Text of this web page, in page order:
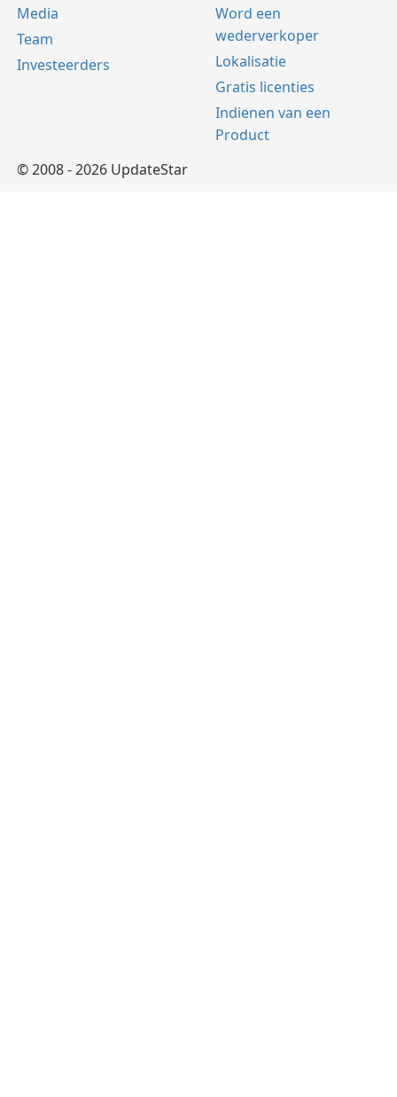
Media
Team
Investeerders
Word een
wederverkoper
Lokalisatie
Gratis licenties
Indienen van een
Product
© 2008 - 2026 UpdateStar